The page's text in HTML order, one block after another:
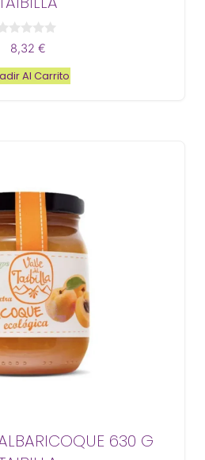
8,32 €
Al Carrito
630 G